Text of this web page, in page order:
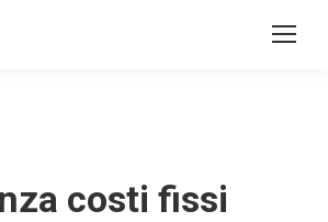
costi fissi